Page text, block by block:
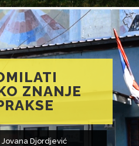
ZNANJE
Jovana Djordjević